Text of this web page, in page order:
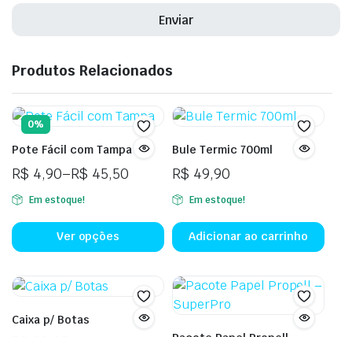
Produtos Relacionados
0%
Pote Fácil com Tampa
R$ 4,90–R$ 45,50
Em estoque!
Ver opções
Bule Termic 700ml
R$ 49,90
Em estoque!
Adicionar ao carrinho
Caixa p/ Botas